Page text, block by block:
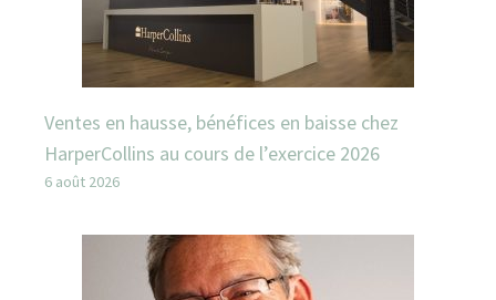
Ventes en hausse, bénéfices en baisse chez
HarperCollins au cours de l’exercice 2026
6 août 2026